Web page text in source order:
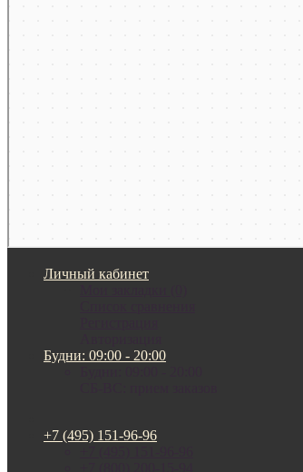
Личный кабинет
Будни: 09:00 - 20:00
+7 (495) 151-96-96